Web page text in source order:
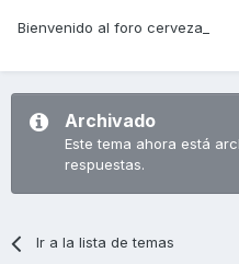
Bienvenido al foro cerveza_
Archivado
Este tema ahora está
respuestas.
Ir a la lista de temas